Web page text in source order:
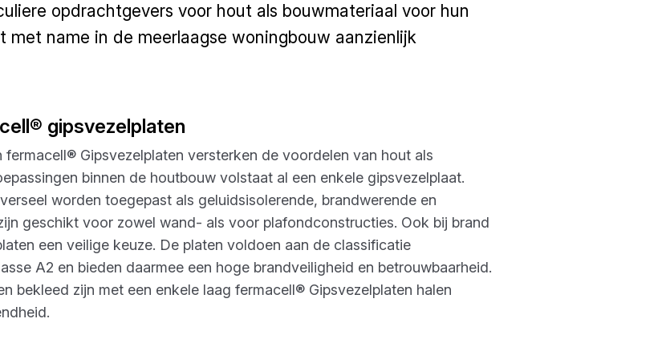
opdrachtgevers voor hout als bouwmateriaal voor hun
met name in de meerlaagse woningbouw aanzienlijk
gipsvezelplaten
Gipsvezelplaten versterken de voordelen van hout als
binnen de houtbouw volstaat al een enkele gipsvezelplaat.
worden toegepast als geluidsisolerende, brandwerende en
geschikt voor zowel wand- als voor plafondconstructies. Ook bij brand
een veilige keuze. De platen voldoen aan de classificatie
A2 en bieden daarmee een hoge brandveiligheid en betrouwbaarheid.
bekleed zijn met een enkele laag fermacell® Gipsvezelplaten halen